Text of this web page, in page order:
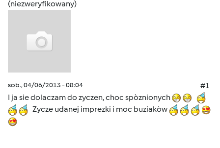
(niezweryfikowany)
sob., 04/06/2013 - 08:04
#1
I ja sie dolaczam do zyczen, choc spòznionych
Zycze udanej imprezki i moc buziakòw